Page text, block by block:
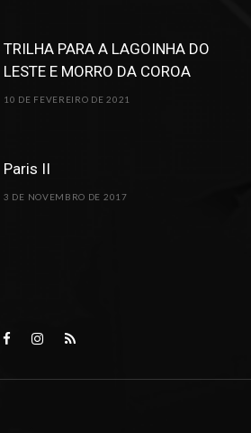
TRILHA PARA A LAGOINHA DO
LESTE E MORRO DA COROA
10 DE FEVEREIRO DE 2021
Paris II
3 DE NOVEMBRO DE 2017